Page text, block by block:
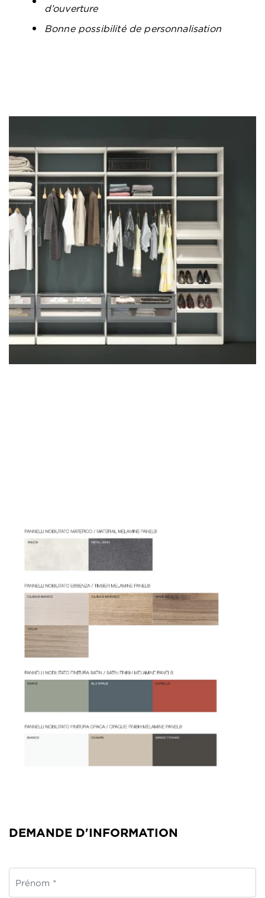
d’ouverture
Bonne possibilité de personnalisation
DEMANDE D'INFORMATION